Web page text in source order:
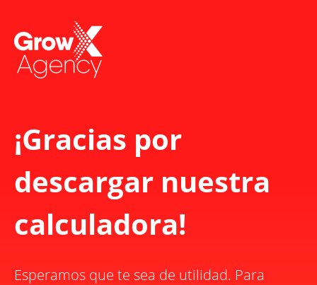
¡Gracias por
descargar nuestra
calculadora!
Esperamos que te sea de utilidad. Para